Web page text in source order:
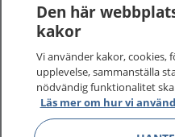
1177 ger dig råd när du
1177 på flera språk
Den här
kakor
Vi använder kakor, cookies,
upplevelse, sammanställa
nödvändig funktionalitet
Läs mer om hur vi